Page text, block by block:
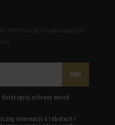
informacje o najnowszych
OK!
dotyczącej ochrony moich
informacji o rabatach i